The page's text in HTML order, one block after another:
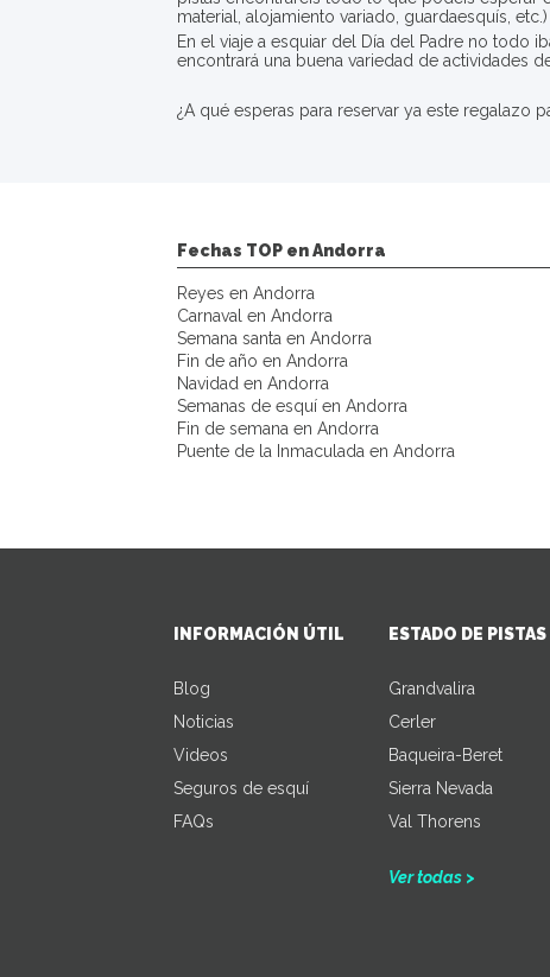
material, alojamiento variado, guardaesquís,
En el viaje a esquiar del Día del Padre no todo
encontrará una buena variedad de actividades
¿A qué esperas para reservar ya este regalazo
Fechas TOP en Andorra
Reyes en Andorra
Carnaval en Andorra
Semana santa en Andorra
Fin de año en Andorra
Navidad en Andorra
Semanas de esquí en Andorra
Fin de semana en Andorra
Puente de la Inmaculada en Andorra
INFORMACIÓN ÚTIL
Blog
Noticias
Videos
Seguros de esquí
FAQs
ESTADO DE PISTAS
Grandvalira
Cerler
Baqueira-Beret
Sierra Nevada
Val Thorens
Ver todas >